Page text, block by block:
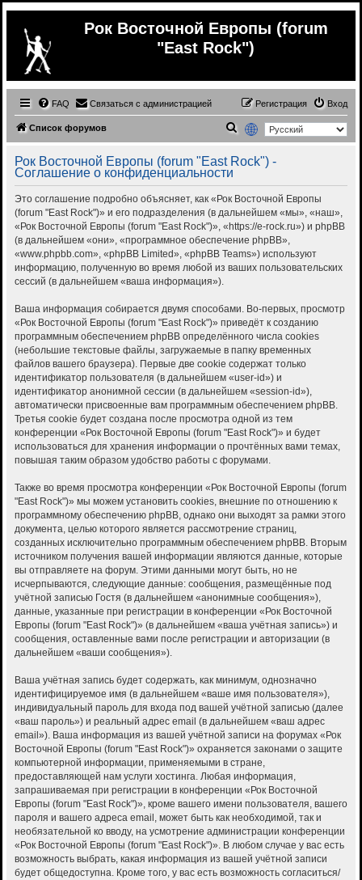
Рок Восточной Европы (forum
"East Rock")
FAQ Связаться с администрацией Вход
Регистрация
Список форумов
и
с
к
Рок Восточной Европы (forum "East Rock") -
Соглашение о конфиденциальности
Это соглашение подробно объясняет, как «Рок Восточной Европы
(forum "East Rock")» и его подразделения (в дальнейшем «мы», «наш»,
«Рок Восточной Европы (forum "East Rock")», «https://e-rock.ru») и phpBB
(в дальнейшем «они», «программное обеспечение phpBB»,
«www.phpbb.com», «phpBB Limited», «phpBB Teams») используют
информацию, полученную во время любой из ваших пользовательских
сессий (в дальнейшем «ваша информация»).
Ваша информация собирается двумя способами. Во-первых, просмотр
«Рок Восточной Европы (forum "East Rock")» приведёт к созданию
программным обеспечением phpBB определённого числа cookies
(небольшие текстовые файлы, загружаемые в папку временных
файлов вашего браузера). Первые две cookie содержат только
идентификатор пользователя (в дальнейшем «user-id») и
идентификатор анонимной сессии (в дальнейшем «session-id»),
автоматически присвоенные вам программным обеспечением phpBB.
Третья cookie будет создана после просмотра одной из тем
конференции «Рок Восточной Европы (forum "East Rock")» и будет
использоваться для хранения информации о прочтённых вами темах,
повышая таким образом удобство работы с форумами.
Также во время просмотра конференции «Рок Восточной Европы (forum
"East Rock")» мы можем установить cookies, внешние по отношению к
программному обеспечению phpBB, однако они выходят за рамки этого
документа, целью которого является рассмотрение страниц,
созданных исключительно программным обеспечением phpBB. Вторым
источником получения вашей информации являются данные, которые
вы отправляете на форум. Этими данными могут быть, но не
исчерпываются, следующие данные: сообщения, размещённые под
учётной записью Гостя (в дальнейшем «анонимные сообщения»),
данные, указанные при регистрации в конференции «Рок Восточной
Европы (forum "East Rock")» (в дальнейшем «ваша учётная запись») и
сообщения, оставленные вами после регистрации и авторизации (в
дальнейшем «ваши сообщения»).
Ваша учётная запись будет содержать, как минимум, однозначно
идентифицируемое имя (в дальнейшем «ваше имя пользователя»),
индивидуальный пароль для входа под вашей учётной записью (далее
«ваш пароль») и реальный адрес email (в дальнейшем «ваш адрес
email»). Ваша информация из вашей учётной записи на форумах «Рок
Восточной Европы (forum "East Rock")» охраняется законами о защите
компьютерной информации, применяемыми в стране,
предоставляющей нам услуги хостинга. Любая информация,
запрашиваемая при регистрации в конференции «Рок Восточной
Европы (forum "East Rock")», кроме вашего имени пользователя, вашего
пароля и вашего адреса email, может быть как необходимой, так и
необязательной ко вводу, на усмотрение администрации конференции
«Рок Восточной Европы (forum "East Rock")». В любом случае у вас есть
возможность выбрать, какая информация из вашей учётной записи
будет общедоступна. Кроме того, у вас есть возможность согласиться/